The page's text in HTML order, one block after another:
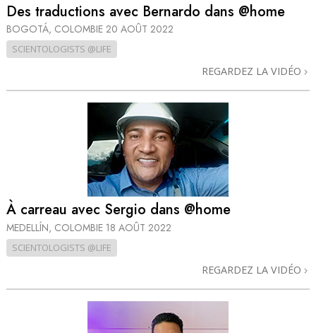
Des traductions avec Bernardo dans @home
BOGOTÁ, COLOMBIE 20 AOÛT 2022
SCIENTOLOGISTS @LIFE
REGARDEZ LA VIDÉO
À carreau avec Sergio dans @home
MEDELLÍN, COLOMBIE 18 AOÛT 2022
SCIENTOLOGISTS @LIFE
REGARDEZ LA VIDÉO